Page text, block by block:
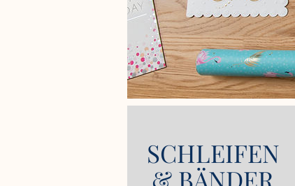
SCHLEIFEN